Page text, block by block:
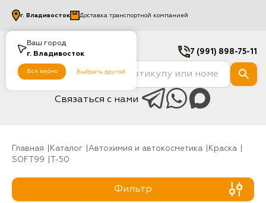
Ваш город
г. Владивосток
Все верно Выбрать другой
г. Владивосток Доставка транспортной компанией
7 (991) 898-75-11
Связаться с нами
Главная Каталог Автохимия и автокосметика
Краска
SOFT99
T-50
Фильтр